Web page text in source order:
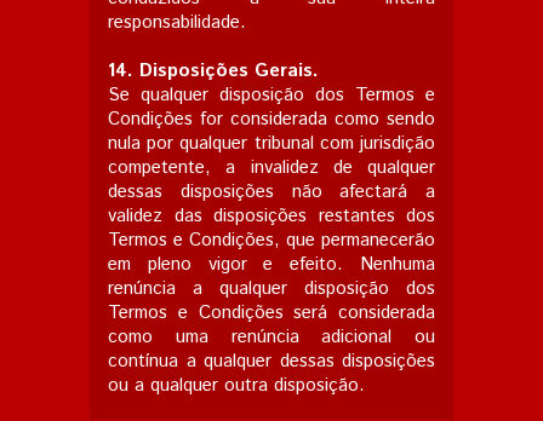
responsabilidade.
14. Disposições Gerais.
Se qualquer disposição dos Termos e
Condições for considerada como sendo
nula por qualquer tribunal com jurisdição
competente, a invalidez de qualquer
dessas disposições não afectará a
validez das disposições restantes dos
Termos e Condições, que permanecerão
em pleno vigor e efeito. Nenhuma
renúncia a qualquer disposição dos
Termos e Condições será considerada
como uma renúncia adicional ou
contínua a qualquer dessas disposições
ou a qualquer outra disposição.